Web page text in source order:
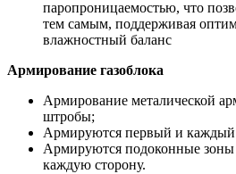
паропроницаемостью, что
тем самым, поддерживая
влажностный баланс
Армирование газоблока
Армирование металической
штробы;
Армируются первый и каждый
Армируются подоконные
каждую сторону.